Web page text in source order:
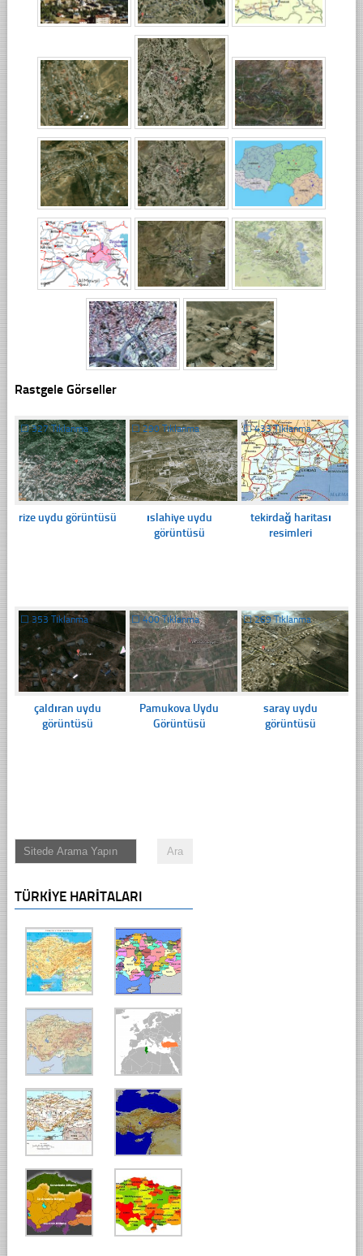
Rastgele Görseller
☐327 Tıklanma
rize uydu görüntüsü
☐290 Tıklanma
ıslahiye uydu
görüntüsü
☐433 Tıklanma
tekirdağ haritası
resimleri
☐ 353 Tıklanma
çaldıran uydu
görüntüsü
☐400 Tıklanma
Pamukova Uydu
Görüntüsü
☐269 Tıklanma
saray uydu
görüntüsü
TÜRKIYE HARITALARI